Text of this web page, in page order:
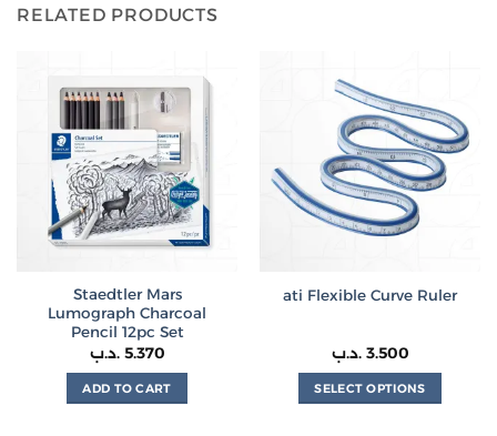
RELATED PRODUCTS
Staedtler Mars
Lumograph Charcoal
Pencil 12pc Set
5.370 .د.ب
ADD TO CART
ati Flexible Curve Ruler
3.500 .د.ب
SELECT OPTIONS